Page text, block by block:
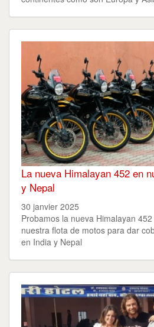
La nueva Himalayan 452 en
y Nepal
30 janvier 2025
Probamos la nueva Himalayan
nuestra flota de motos para dar
en India y Nepal